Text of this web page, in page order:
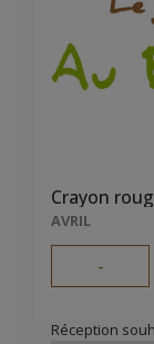
Crayon
AVRIL
-
Réception